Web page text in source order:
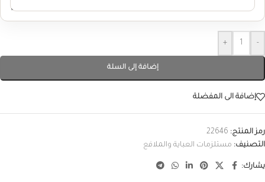
-
+
إضافة إلى السلة
إضافة الى المفضلة
رمز المنتج: 22646
التصنيف: مستلزمات العباية والملافع
يشارك: